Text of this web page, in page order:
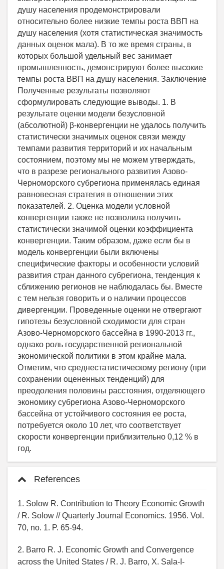
References
1. Solow R. Contribution to Theory Economic Growth
/ R. Solow // Quarterly Journal Economics. 1956. Vol.
70, no. 1. P. 65-94.
2. Barro R. J. Economic Growth and Convergence
across the United States / R. J. Barro, X. Sala-I-